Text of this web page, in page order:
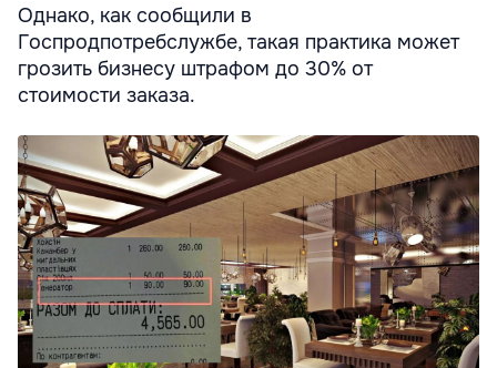
Однако, как сообщили в
Госпродпотребслужбе, такая практика может
грозить бизнесу штрафом до 30% от
стоимости заказа.